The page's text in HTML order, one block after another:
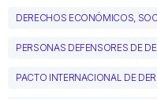
DERECHOS ECONÓMICOS,
PERSONAS DEFENSORES DE
PACTO INTERNACIONAL DE